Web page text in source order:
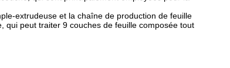
extrudeuse et la chaîne de production de feuille
qui peut traiter 9 couches de feuille composée tout